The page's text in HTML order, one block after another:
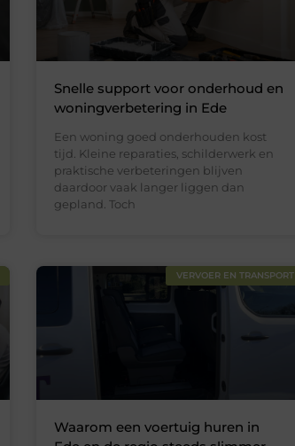
Snelle support voor onderhoud en
woningverbetering in Ede
Een woning goed onderhouden kost
tijd. Kleine reparaties, schilderwerk en
praktische verbeteringen blijven
daardoor vaak langer liggen dan
gepland. Toch
VERVOER EN TRANSPORT
Waarom een voertuig huren in